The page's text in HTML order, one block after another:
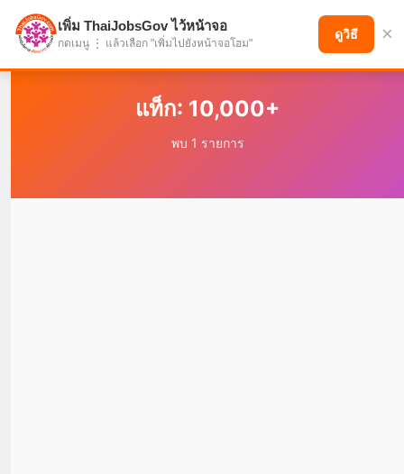
แบ่งปันโอกาส เพื่ออนาคตที่ก้าวหน้า
แท็ก: 10,000+
พบ 1 รายการ
เพิ่ม ThaiJobsGov ไว้หน้าจอ
กดเมนู ⋮ แล้วเลือก "เพิ่มไปยังหน้าจอโฮม"
ดูวิธี ×